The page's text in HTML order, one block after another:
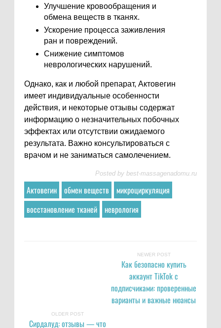
Улучшение кровообращения и
обмена веществ в тканях.
Ускорение процесса заживления
ран и повреждений.
Снижение симптомов
неврологических нарушений.
Однако, как и любой препарат, Актовегин
имеет индивидуальные особенности
действия, и некоторые отзывы содержат
информацию о незначительных побочных
эффектах или отсутствии ожидаемого
результата. Важно консультироваться с
врачом и не заниматься самолечением.
Posted by best-massagenadomu.ru
Актовегин обмен веществ
микроциркуляция
восстановление тканей
неврология
NEWER POST
Как безопасно купить
аккаунт TikTok с
подписчиками: проверенные
варианты и важные нюансы
OLDER POST
Сирдалуд: отзывы — что